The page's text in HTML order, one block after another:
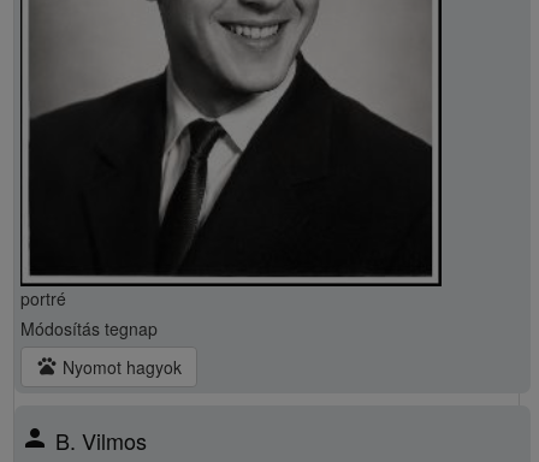
portré
Módosítás tegnap
pets Nyomot hagyok
person B. Vilmos